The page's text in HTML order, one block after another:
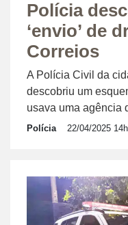
Polícia
‘envio’ de
Correios
A Polícia Civil da
descobriu um
usava uma agência
Polícia 22/04/2025